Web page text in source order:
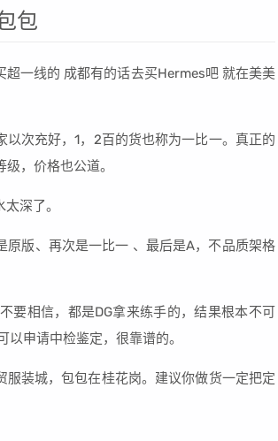
包
超一线的 成都有的话去买Hermes吧 就在美美
次充好，1，2百的货也称为一比一。真正的
，价格也公道。
深了。
版、再次是一比一 、最后是A，不品质架格
要相信，都是DG拿来练手的，结果根本不可
申请中检鉴定，很靠谱的。
装城，包包在桂花岗。建议你做货一定把定